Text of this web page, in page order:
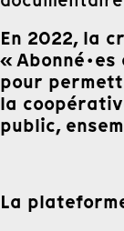
En 2022, la
«
pour
la
public,
La